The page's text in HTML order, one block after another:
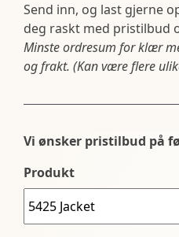
Send inn, og last gjerne
deg raskt med pristilbud
Minste ordresum for klær
og frakt. (Kan være flere
Vi ønsker pristilbud på
Produkt